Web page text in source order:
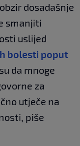
dosadašnje
smanjiti
uslijed
bolesti poput
da mnoge
za
utječe na
piše